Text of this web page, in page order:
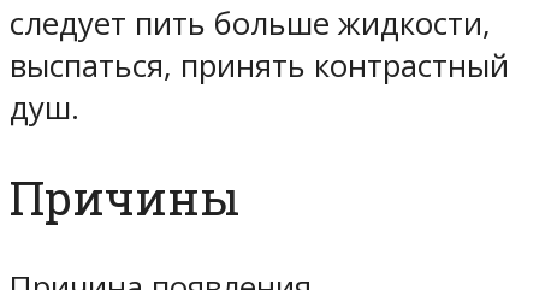
следует пить больше жидкости,
выспаться, принять контрастный
душ.
Причины